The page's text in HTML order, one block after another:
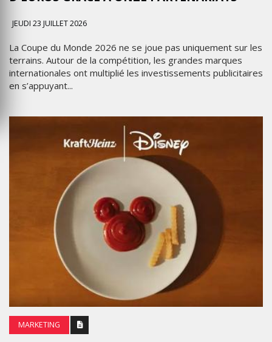
JEUDI 23 JUILLET 2026
La Coupe du Monde 2026 ne se joue pas uniquement sur les
terrains. Autour de la compétition, les grandes marques
internationales ont multiplié les investissements publicitaires
en s’appuyant...
MARKETING